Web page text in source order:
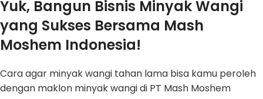
Yuk, Bangun Bisnis Minyak Wangi
yang Sukses Bersama Mash
Moshem Indonesia!
Cara agar minyak wangi tahan lama bisa kamu peroleh
dengan maklon minyak wangi di PT Mash Moshem